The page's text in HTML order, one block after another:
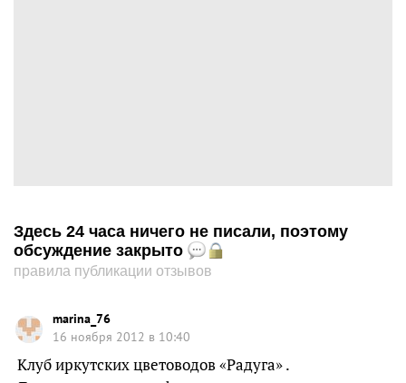
Здесь 24 часа ничего не писали, поэтому
обсуждение закрыто
правила публикации отзывов
marina_76
16 ноября 2012 в 10:40
Клуб иркутских цветоводов «Радуга» .